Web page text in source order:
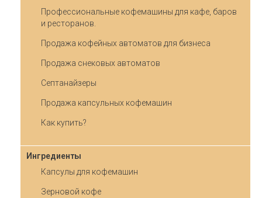
Профессиональные кофемашины для кафе, баров
и ресторанов.
Продажа кофейных автоматов для бизнеса
Продажа снековых автоматов
Септанайзеры
Продажа капсульных кофемашин
Как купить?
Ингредиенты
Капсулы для кофемашин
Зерновой кофе